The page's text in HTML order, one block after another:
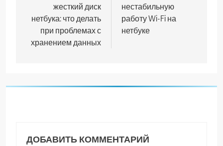
записям
жесткий диск
нетбука: что делать
при проблемах с
хранением данных
нестабильную
работу Wi-Fi на
нетбуке
ДОБАВИТЬ КОММЕНТАРИЙ